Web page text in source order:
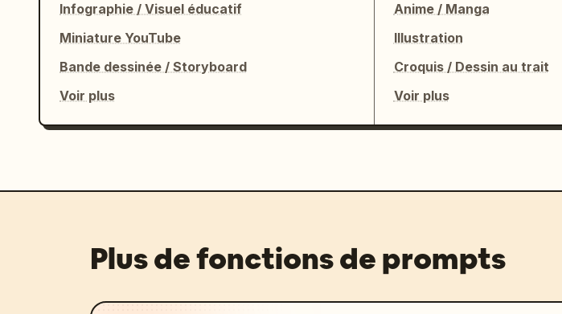
Infographie / Visuel éducatif
Miniature YouTube
Bande dessinée / Storyboard
Voir plus
Anime / Manga
Illustration
Croquis / Dessin au trait
Voir plus
Plus de fonctions de prompts